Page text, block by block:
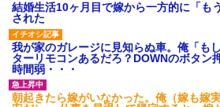
結婚生活10ヶ月目で嫁から一方的に「も
された
我が家のガレージに見知らぬ車。俺「も
ターリモコンあるだろ？DOWNのボタン
時間弱・・・
朝起きたら嫁がいなかった。俺（嫁も嫁